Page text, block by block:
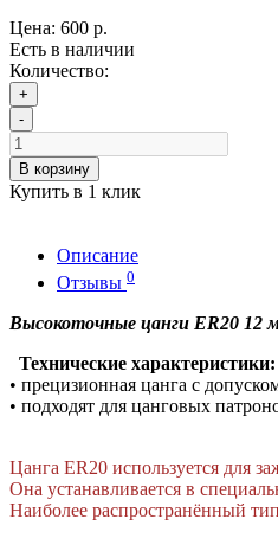
Цена: 600 р.
Есть в наличии
Количество:
+
-
В корзину
Купить в 1 клик
Описание
Отзывы 0
Высокоточные цанги ER20 12
Технические характеристики:
• прецизионная цанга с
• подходят для цанговых
Цанга ER20 используется для
Она устанавливается в
Наиболее распространённый